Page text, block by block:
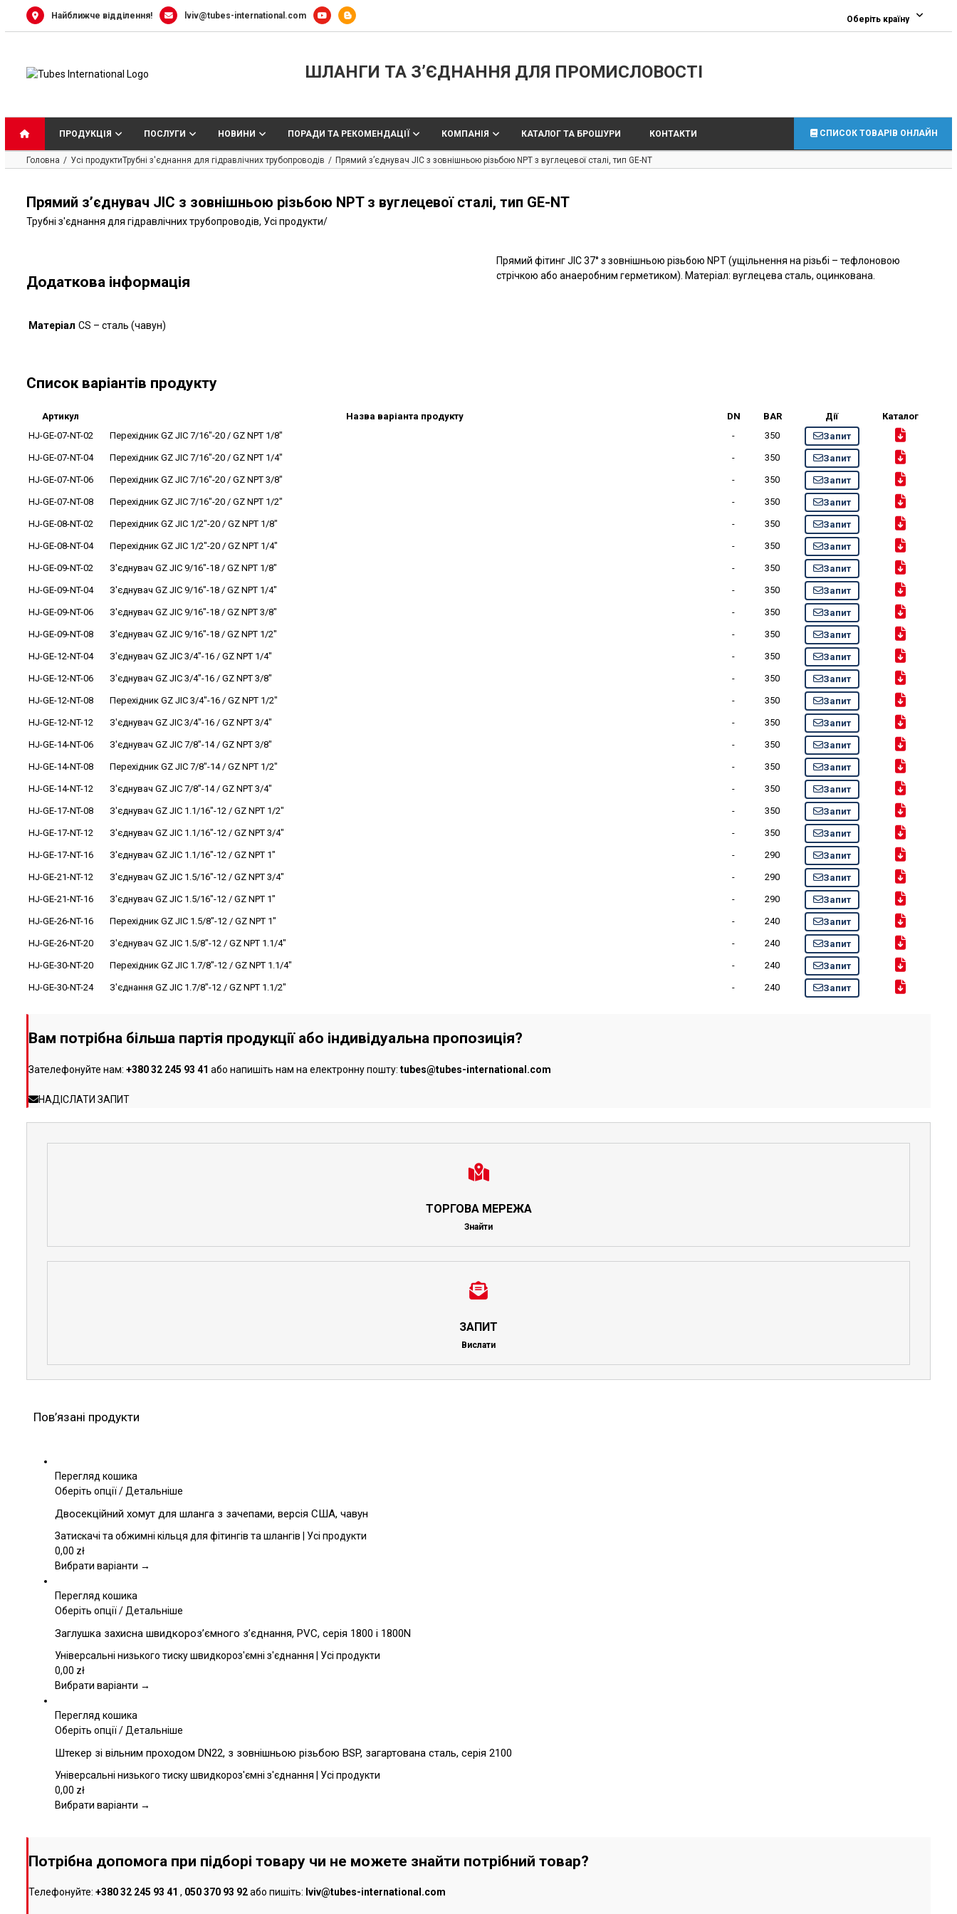
Найближче відділення! lviv@tubes-international.com Оберіть країну
ШЛАНГИ ТА З’ЄДНАННЯ ДЛЯ ПРОМИСЛОВОСТІ
ПРОДУКЦІЯ ПОСЛУГИ НОВИНИ ПОРАДИ ТА РЕКОМЕНДАЦІЇ КОМПАНІЯ КАТАЛОГ ТА БРОШУРИ КОНТАКТИ СПИСОК ТОВАРІВ ОНЛАЙН
Головна Усі продуктиТрубні з'єднання для гідравлічних трубопроводів Прямий з’єднувач JIC з зовнішньою різьбою NPT з вуглецевої сталі, тип GE-NT
Прямий з’єднувач JIC з зовнішньою різьбою NPT з вуглецевої сталі, тип GE-NT
Трубні з'єднання для гідравлічних трубопроводів, Усі продукти/
Додаткова інформація
Матеріал CS – сталь (чавун)
Прямий фітинг JIC 37° з зовнішньою різьбою NPT (ущільнення на різьбі – тефлоновою
стрічкою або анаеробним герметиком). Матеріал: вуглецева сталь, оцинкована.
Список варіантів продукту
Артикул Назва варіанта продукту DN BAR Дії
Каталог
HJ-GE-07-NT-02
Перехідник GZ JIC 7/16"-20 / GZ NPT 1/8" - 350
Запит
HJ-GE-07-NT-04
Перехідник GZ JIC 7/16"-20 / GZ NPT 1/4" - 350
Запит
HJ-GE-07-NT-06
Перехідник GZ JIC 7/16"-20 / GZ NPT 3/8" - 350
Запит
HJ-GE-07-NT-08
Перехідник GZ JIC 7/16"-20 / GZ NPT 1/2" - 350
Запит
HJ-GE-08-NT-02
Перехідник GZ JIC 1/2"-20 / GZ NPT 1/8" - 350
Запит
HJ-GE-08-NT-04
Перехідник GZ JIC 1/2"-20 / GZ NPT 1/4" - 350
Запит
HJ-GE-09-NT-02
З'єднувач GZ JIC 9/16"-18 / GZ NPT 1/8" - 350
Запит
HJ-GE-09-NT-04
З'єднувач GZ JIC 9/16"-18 / GZ NPT 1/4" - 350
Запит
HJ-GE-09-NT-06
З'єднувач GZ JIC 9/16"-18 / GZ NPT 3/8" - 350
Запит
HJ-GE-09-NT-08
З'єднувач GZ JIC 9/16"-18 / GZ NPT 1/2" - 350
Запит
HJ-GE-12-NT-04
З'єднувач GZ JIC 3/4"-16 / GZ NPT 1/4" - 350
Запит
HJ-GE-12-NT-06
З'єднувач GZ JIC 3/4"-16 / GZ NPT 3/8" - 350
Запит
HJ-GE-12-NT-08
Перехідник GZ JIC 3/4"-16 / GZ NPT 1/2" - 350
Запит
HJ-GE-12-NT-12
З'єднувач GZ JIC 3/4"-16 / GZ NPT 3/4" - 350
Запит
HJ-GE-14-NT-06
З'єднувач GZ JIC 7/8"-14 / GZ NPT 3/8" - 350
Запит
HJ-GE-14-NT-08
Перехідник GZ JIC 7/8"-14 / GZ NPT 1/2" - 350
Запит
HJ-GE-14-NT-12
З'єднувач GZ JIC 7/8"-14 / GZ NPT 3/4" - 350
Запит
HJ-GE-17-NT-08
З'єднувач GZ JIC 1.1/16"-12 / GZ NPT 1/2" - 350
Запит
HJ-GE-17-NT-12
З'єднувач GZ JIC 1.1/16"-12 / GZ NPT 3/4" - 350
Запит
HJ-GE-17-NT-16
З'єднувач GZ JIC 1.1/16"-12 / GZ NPT 1" - 290
Запит
HJ-GE-21-NT-12
З'єднувач GZ JIC 1.5/16"-12 / GZ NPT 3/4" - 290
Запит
HJ-GE-21-NT-16
З'єднувач GZ JIC 1.5/16"-12 / GZ NPT 1" - 290
Запит
HJ-GE-26-NT-16
Перехідник GZ JIC 1.5/8"-12 / GZ NPT 1" - 240
Запит
HJ-GE-26-NT-20
З'єднувач GZ JIC 1.5/8"-12 / GZ NPT 1.1/4" - 240
Запит
HJ-GE-30-NT-20
Перехідник GZ JIC 1.7/8"-12 / GZ NPT 1.1/4" - 240
Запит
HJ-GE-30-NT-24
З'єднання GZ JIC 1.7/8"-12 / GZ NPT 1.1/2" - 240 Запит
Вам потрібна більша партія продукції або індивідуальна пропозиція?
Зателефонуйте нам: +380 32 245 93 41 або напишіть нам на електронну пошту: tubes@tubes-international.com
НАДІСЛАТИ ЗАПИТ
ТОРГОВА МЕРЕЖА
Знайти
ЗАПИТ
Вислати
Пов’язані продукти
Перегляд кошика
Оберіть опції Цей
має
кілька
Параметри
вибрати
на
товару
/Детальніше
Двосекційний хомут для шланга з зачепами, версія США, чавун
Затискачі та обжимні кільця для фітингів та шлангів | Усі продукти
0,00 zł
Вибрати варіанти →
Перегляд кошика
Оберіть опції Цей
має
кілька
Параметри
вибрати
на
товару
/Детальніше
Заглушка захисна швидкороз’ємного з’єднання, PVC, серія 1800 і 1800N
Універсальні низького тиску швидкороз'ємні з'єднання | Усі продукти
0,00 zł
Вибрати варіанти →
Перегляд кошика
Оберіть опції Цей
має
кілька
Параметри
сторінці
/Детальніше
Штекер зі вільним проходом DN22, з зовнішньою різьбою BSP, загартована сталь, серія 2100
Універсальні низького тиску швидкороз'ємні з'єднання | Усі продукти
0,00 zł
Вибрати варіанти →
Потрібна допомога при підборі товару чи не можете знайти потрібний товар?
Телефонуйте: +380 32 245 93 41 , 050 370 93 92або пишіть: lviv@tubes-international.com